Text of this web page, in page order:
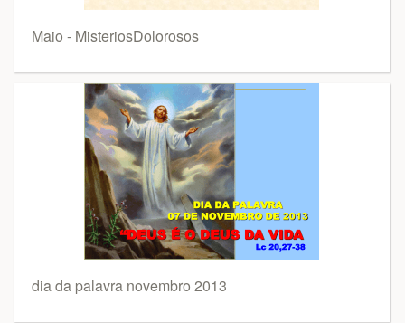
Maio - MisteriosDolorosos
dia da palavra novembro 2013